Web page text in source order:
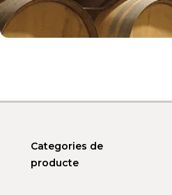
Categories de
producte